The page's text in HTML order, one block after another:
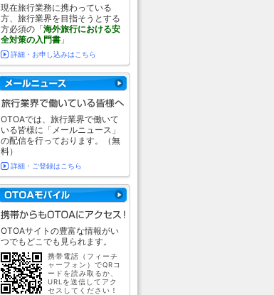
現在旅行業務に携わっている
方、旅行業界を目指そうとする
方必須の「海外旅行における安
全対策の入門書 」
詳細・お申し込みはこちら
OTOAでは、旅行業界で働いて
いる皆様に「メールニュース」
の配信を行っております。（無
料）
詳細・ご登録はこちら
OTOAサイトの豊富な情報がい
つでもどこでも見られます。
携帯電話（フィーチ
ャーフォン）でQRコ
ードを読み取るか、
URLを送信してアク
セスしてください！